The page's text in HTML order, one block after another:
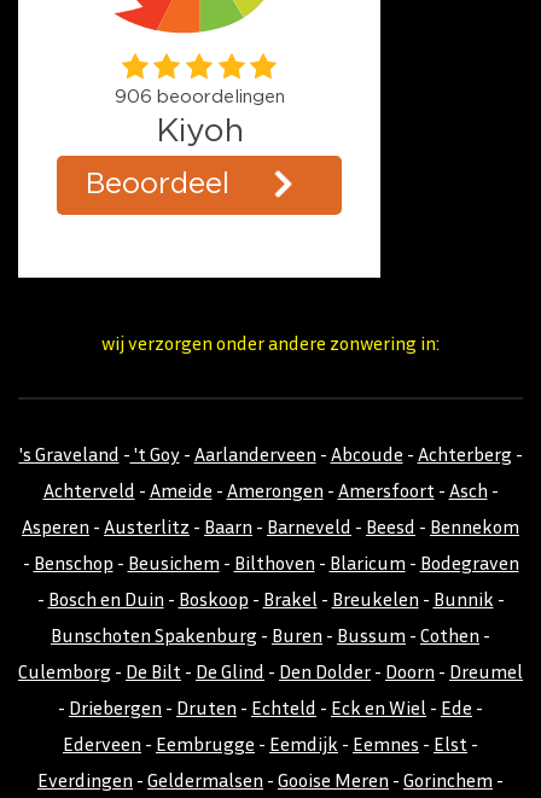
wij verzorgen onder andere zonwering in:
's Graveland - 't Goy- Aarlanderveen - Abcoude - Achterberg -
Achterveld - Ameide - Amerongen - Amersfoort- Asch -
Asperen - Austerlitz - Baarn - Barneveld - Beesd - Bennekom
- Benschop - Beusichem - Bilthoven - Blaricum - Bodegraven
- Bosch en Duin - Boskoop - Brakel - Breukelen - Bunnik -
Bunschoten Spakenburg - Buren - Bussum - Cothen -
Culemborg - De Bilt - De Glind - Den Dolder - Doorn - Dreumel
- Driebergen - Druten - Echteld - Eck en Wiel - Ede -
Ederveen - Eembrugge - Eemdijk - Eemnes - Elst -
Everdingen - Geldermalsen - Gooise Meren - Gorinchem -